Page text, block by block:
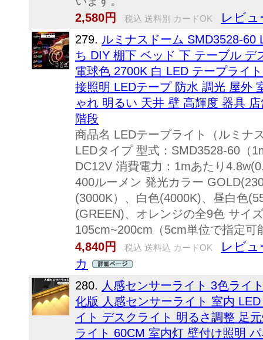
2,580円
税込 送料別 カードOK レビュ
279. ルミナスドーム SMD3528-60
ち DIY 棚下 ベッド 下 テーブル
電球色 2700K 白 LED テープライ
接照明 LEDテープ 防水 調光 屋外
ゃれ 明るい 天井 壁 高輝度 器具
階段
商品名 LEDテープライト（ルミ
LEDタイプ 型式：SMD3528-60
DC12V 消費電力：1mあたり
400ルーメン 発光カラー
(3000K）、白色(4000K)、昼白色
(GREEN)、オレンジの全9色 サイ
105cm~200cm（5cm単位で指定可
4,840円
税込 送料込 カードOK
レビュ
カ
280. 人感センサーライト 3色ライ
化版 人感センサーライト 室内
イト デスクライト 明るさ調整 足
ライト 60CM 室内灯 壁付け照明